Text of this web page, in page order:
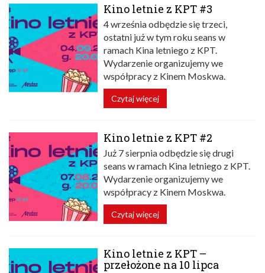
Kino letnie z KPT #3
4 września odbędzie się trzeci,
ostatni już w tym roku seans w
ramach Kina letniego z KPT.
Wydarzenie organizujemy we
współpracy z Kinem Moskwa.
Czytaj więcej
Kino letnie z KPT #2
Już 7 sierpnia odbędzie się drugi
seans w ramach Kina letniego z KPT.
Wydarzenie organizujemy we
współpracy z Kinem Moskwa.
Czytaj więcej
Kino letnie z KPT –
przełożone na 10 lipca